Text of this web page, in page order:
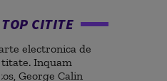
TOP CITITE